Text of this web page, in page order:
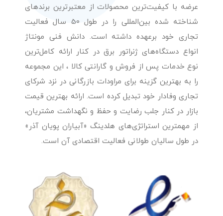
عرضه با کیفیت‌ترین محصولات از معتبرترین برندهای
شناخته شده بین‌المللی را در طول 50 سال فعالیت
تجاری خود برعهده داشته است. دانش فنی مونتاژ
انواع دستگاه‌های ژنراتور برق در کنار ارائه کامل‌ترین
نوع خدمات پس از فروش و گارانتی کالا ، این مجموعه
را به بهترین گزینه برای مراودات بازرگانی در نزد شرکای
تجاری وفادار خود تبدیل کرده است. ارائه بهترین قیمت
بازار در کنار جلب رضایت و حفظ و نگهداشت مشتریان،
از مهمترین استراتژی‌های هلدینگ «آبیاران پویان آذر»
در طول سالیان طولانی فعالیت اقتصادی آن است.